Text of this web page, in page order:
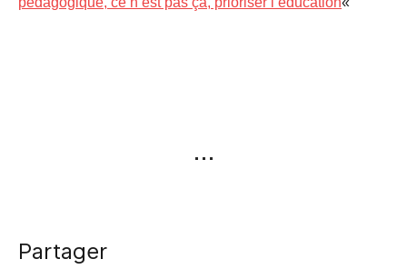
Partager